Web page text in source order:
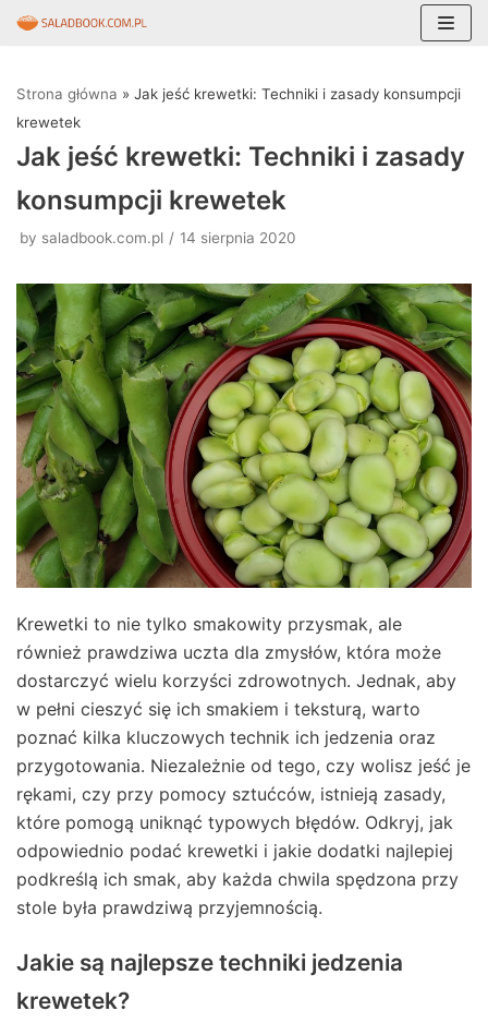
do
treści
Strona główna » Jak jeść krewetki: Techniki i zasady konsumpcji
krewetek
Jak jeść krewetki: Techniki i zasady
konsumpcji krewetek
by saladbook.com.pl 14 sierpnia 2020
Krewetki to nie tylko smakowity przysmak, ale
również prawdziwa uczta dla zmysłów, która może
dostarczyć wielu korzyści zdrowotnych. Jednak, aby
w pełni cieszyć się ich smakiem i teksturą, warto
poznać kilka kluczowych technik ich jedzenia oraz
przygotowania. Niezależnie od tego, czy wolisz jeść je
rękami, czy przy pomocy sztućców, istnieją zasady,
które pomogą uniknąć typowych błędów. Odkryj, jak
odpowiednio podać krewetki i jakie dodatki najlepiej
podkreślą ich smak, aby każda chwila spędzona przy
stole była prawdziwą przyjemnością.
Jakie są najlepsze techniki jedzenia
krewetek?